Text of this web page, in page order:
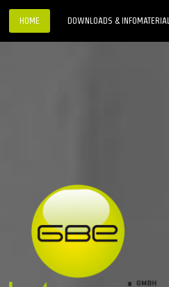
HOME DOWNLOADS & INFOMATERIAL